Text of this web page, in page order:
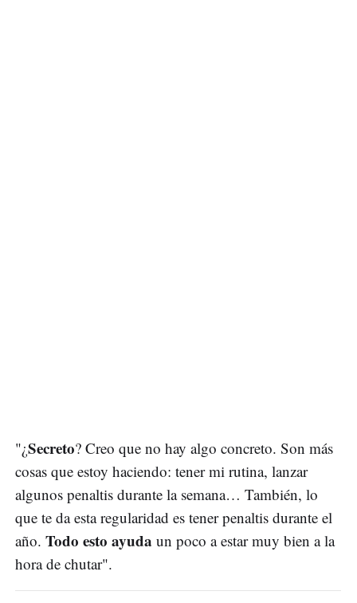
"¿Secreto? Creo que no hay algo concreto. Son más
cosas que estoy haciendo: tener mi rutina, lanzar
algunos penaltis durante la semana… También, lo
que te da esta regularidad es tener penaltis durante el
año. Todo esto ayuda un poco a estar muy bien a la
hora de chutar".